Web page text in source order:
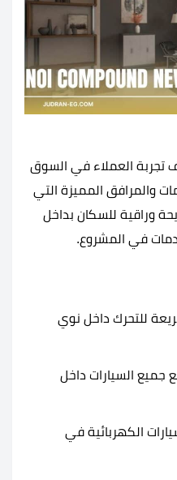
تجربة العملاء في السوق
والمرافق المميزة التي
وراقية للسكان بداخل
للتحرك داخل نوي
جميع السيارات داخل
الكهربائية في